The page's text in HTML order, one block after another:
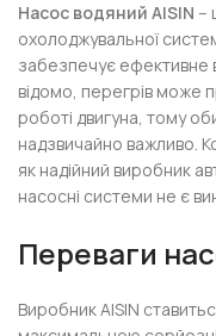
Насос водяний AISIN –
охолоджувальної
забезпечує ефективне
відомо, перегрів може
роботі двигуна, тому
надзвичайно важливо.
як надійний виробник
насосні системи не є
Переваги
Виробник AISIN